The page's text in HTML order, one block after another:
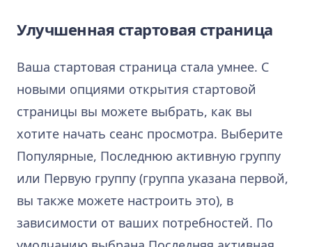
Улучшенная стартовая страница
Ваша стартовая страница стала умнее. С
новыми опциями открытия стартовой
страницы вы можете выбрать, как вы
хотите начать сеанс просмотра. Выберите
Популярные, Последнюю активную группу
или Первую группу (группа указана первой,
вы также можете настроить это), в
зависимости от ваших потребностей. По